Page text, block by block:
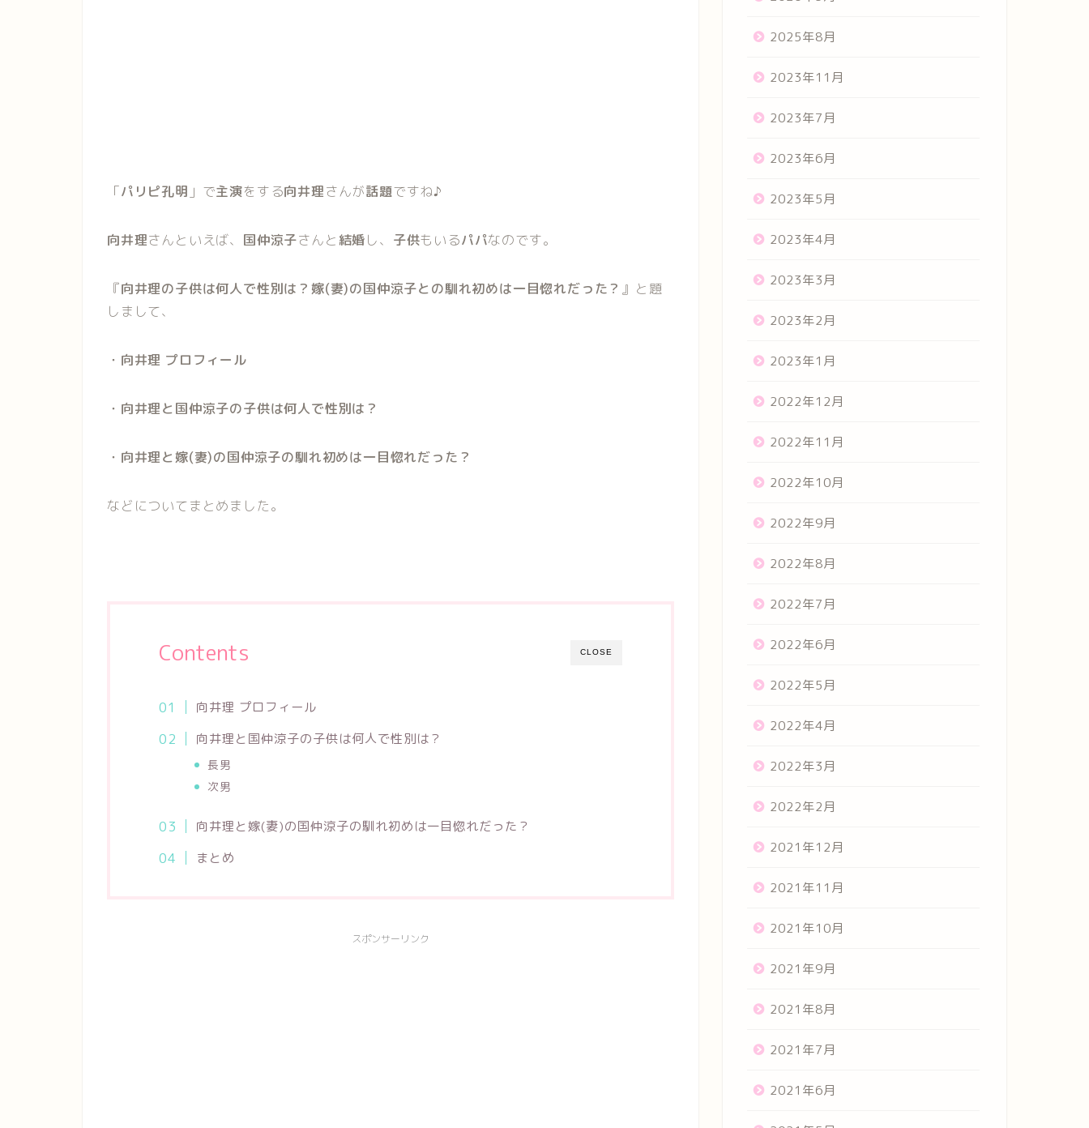
「パリピ孔明 」で主演をする向井理さんが話題ですね♪
向井理さんといえば、 国仲涼子さんと 結婚し、 子供もいるパパなのです。
『向井理の子供は何人で性別は？嫁(妻)の国仲涼子との馴れ初めは一目惚れだった？ 』と題
しまして、
・向井理 プロフィール
・向井理と国仲涼子の子供は何人で性別は？
・向井理と嫁(妻)の国仲涼子の馴れ初めは一目惚れだった？
などについてまとめました。
CLOSE
Contents
向井理 プロフィール
向井理と国仲涼子の子供は何人で性別は？
長男
次男
向井理と嫁(妻)の国仲涼子の馴れ初めは一目惚れだった？
まとめ
スポンサーリンク
2025年8月
2023年11月
2023年7月
2023年6月
2023年5月
2023年4月
2023年3月
2023年2月
2023年1月
2022年12月
2022年11月
2022年10月
2022年9月
2022年8月
2022年7月
2022年6月
2022年5月
2022年4月
2022年3月
2022年2月
2021年12月
2021年11月
2021年10月
2021年9月
2021年8月
2021年7月
2021年6月